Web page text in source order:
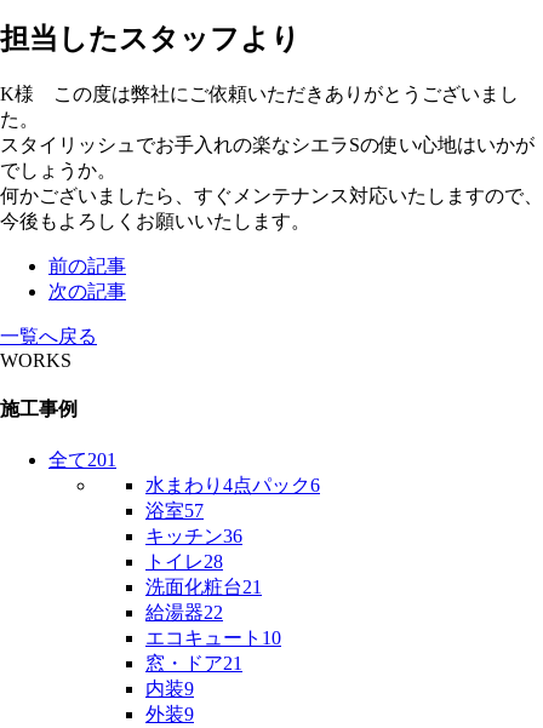
担当したスタッフより
K様 この度は弊社にご依頼いただきありがとうございまし
た。
スタイリッシュでお手入れの楽なシエラSの使い心地はいかが
でしょうか。
何かございましたら、すぐメンテナンス対応いたしますので、
今後もよろしくお願いいたします。
前の記事
次の記事
一覧へ戻る
WORKS
施工事例
全て201
水まわり4点パック6
浴室57
キッチン36
トイレ28
洗面化粧台21
給湯器22
エコキュート 10
窓・ドア21
内装9
外装9